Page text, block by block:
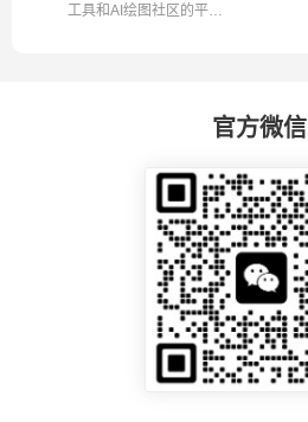
工具和AI绘图社区的平台,
官方微信